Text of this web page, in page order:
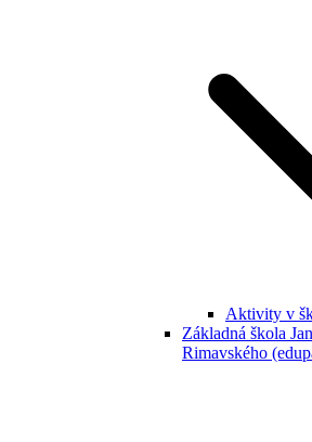
Aktivity v
Základná škola
Rimavského